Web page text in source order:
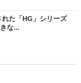
れた「HG」シリーズ
な...